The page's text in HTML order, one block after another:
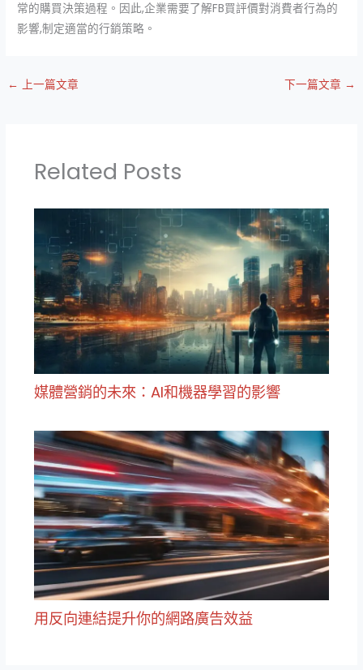
常的購買決策過程。因此,企業需要了解FB買評價對消費者行為的
影響,制定適當的行銷策略。
← 上一篇文章 下一篇文章 →
Related Posts
媒體營銷的未來：AI和機器學習的影響
用反向連結提升你的網路廣告效益